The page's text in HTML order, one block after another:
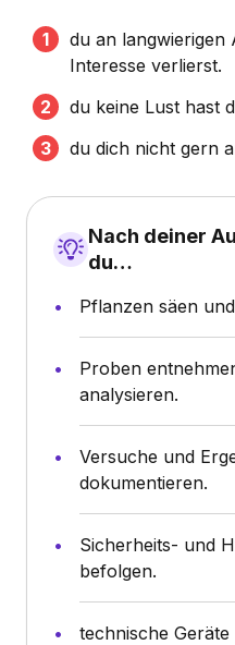
du an langwierigen
Interesse verlierst.
du keine Lust hast
du dich nicht gern
Nach deiner
du…
Pflanzen säen
Proben
analysieren.
Versuche und
dokumentieren.
Sicherheits- und
befolgen.
technische